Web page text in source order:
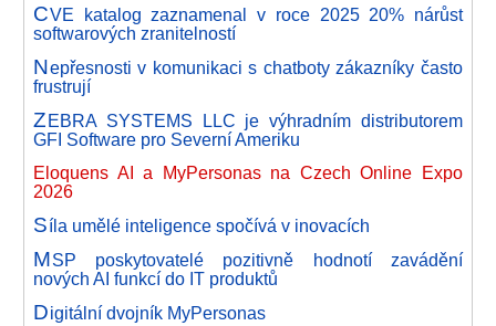
CVE katalog zaznamenal v roce 2025 20% nárůst
softwarových zranitelností
Nepřesnosti v komunikaci s chatboty zákazníky často
frustrují
ZEBRA SYSTEMS LLC je výhradním distributorem
GFI Software pro Severní Ameriku
Eloquens AI a MyPersonas na Czech Online Expo
2026
Síla umělé inteligence spočívá v inovacích
MSP poskytovatelé pozitivně hodnotí zavádění
nových AI funkcí do IT produktů
Digitální dvojník MyPersonas